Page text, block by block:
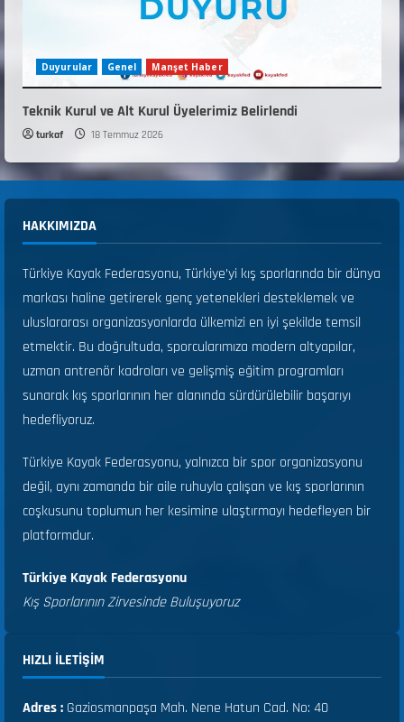
Duyurular Genel Manşet Haber
Teknik Kurul ve Alt Kurul Üyelerimiz Belirlendi
turkaf 18 Temmuz 2026
HAKKIMIZDA
Türkiye Kayak Federasyonu, Türkiye’yi kış sporlarında bir dünya
markası haline getirerek genç yetenekleri desteklemek ve
uluslararası organizasyonlarda ülkemizi en iyi şekilde temsil
etmektir. Bu doğrultuda, sporcularımıza modern altyapılar,
uzman antrenör kadroları ve gelişmiş eğitim programları
sunarak kış sporlarının her alanında sürdürülebilir başarıyı
hedefliyoruz.
Türkiye Kayak Federasyonu, yalnızca bir spor organizasyonu
değil, aynı zamanda bir aile ruhuyla çalışan ve kış sporlarının
coşkusunu toplumun her kesimine ulaştırmayı hedefleyen bir
platformdur.
Türkiye Kayak Federasyonu
Kış Sporlarının Zirvesinde Buluşuyoruz
HIZLI ILETIŞIM
Adres : Gaziosmanpaşa Mah. Nene Hatun Cad. No: 40